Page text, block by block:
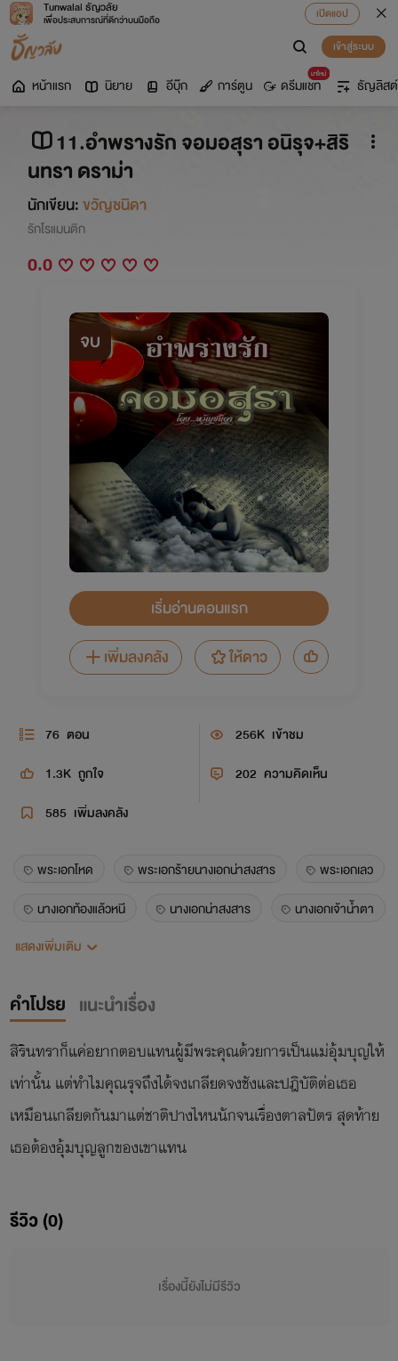
Tunwalai ธัญวลัย
เพื่อประสบการณ์ที่ดีกว่าบนมือถือ
เปิดแอป
เข้าสู่ระบบ
หน้าแรก นิยาย อีบุ๊ก การ์ตูน
มาใหม่
ดรีมแชท ธัญลิสต์
11.อำพรางรัก จอมอสุรา อนิรุจ+สิริ
นทรา ดราม่า
นักเขียน:ขวัญชนิดา
รักโรแมนติก
0.0
จบ
เริ่มอ่านตอนแรก
เพิ่มลงคลัง
ให้ดาว
76 ตอน 256K เข้าชม
1.3K ถูกใจ 202 ความคิดเห็น
585 เพิ่มลงคลัง
พระเอกโหด พระเอกร้ายนางเอกน่าสงสาร
พระเอกเลว
นางเอกท้องแล้วหนี
นางเอกน่าสงสาร
นางเอกเจ้าน้ำตา
ขวัญชนิดา
แสดงเพิ่มเติม
คำโปรย แนะนำเรื่อง
สิรินทราก็แค่อยากตอบแทนผู้มีพระคุณด้วยการเป็นแม่อุ้มบุญให้
เท่านั้น แต่ทำไมคุณรุจถึงได้จงเกลียดจงชังและปฎิบัติต่อเธอ
เหมือนเกลียดกันมาแต่ชาติปางไหนนักจนเรื่องตาลปัตร สุดท้าย
เธอต้องอุ้มบุญลูกของเขาแทน
รีวิว (0)
เรื่องนี้ยังไม่มีรีวิว